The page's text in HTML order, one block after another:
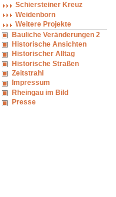
Schiersteiner Kreuz
Weidenborn
Weitere Projekte
Bauliche Veränderungen 2
Historische Ansichten
Historischer Alltag
Historische Straßen
Zeitstrahl
Impressum
Rheingau im Bild
Presse